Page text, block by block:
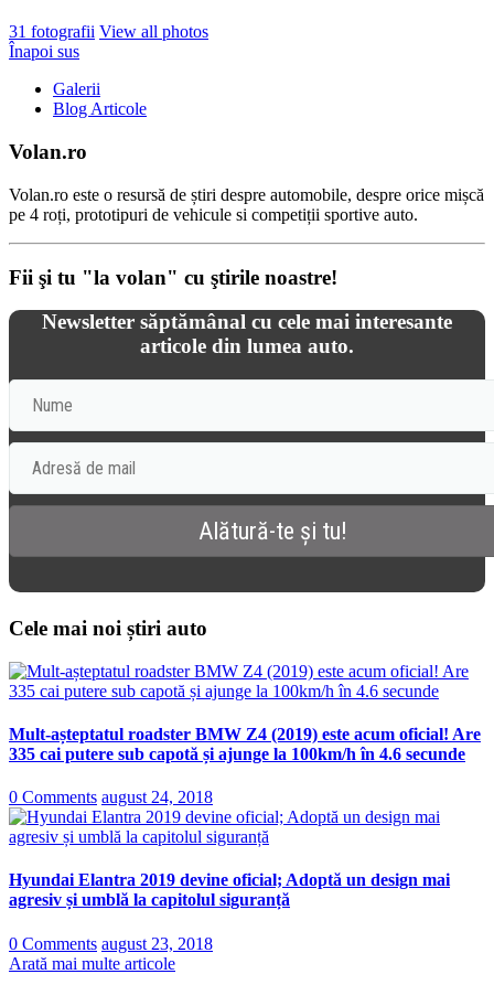
31 fotografii View all photos
Înapoi sus
Galerii
Blog Articole
Volan.ro
Volan.ro este o resursă de știri despre automobile, despre orice mișcă
pe 4 roți, prototipuri de vehicule si competiții sportive auto.
Fii şi tu "la volan" cu ştirile noastre!
Newsletter săptămânal cu cele mai interesante
articole din lumea auto.
Cele mai noi știri auto
Mult-așteptatul roadster BMW Z4 (2019) este acum oficial! Are
335 cai putere sub capotă și ajunge la 100km/h în 4.6 secunde
0 Comments august 24, 2018
Hyundai Elantra 2019 devine oficial; Adoptă un design mai
agresiv și umblă la capitolul siguranță
0 Comments august 23, 2018
Arată mai multe articole